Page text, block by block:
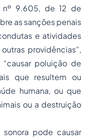
9.605, de 12 de
as sanções penais
e atividades
providências”,
poluição de
que resultem ou
humana, ou que
ou a destruição
pode causar